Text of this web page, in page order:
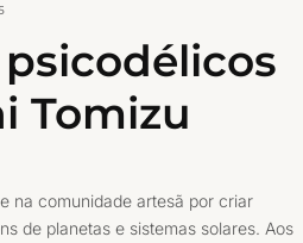
Tomizu
na comunidade artesã por criar
de planetas e sistemas solares. Aos